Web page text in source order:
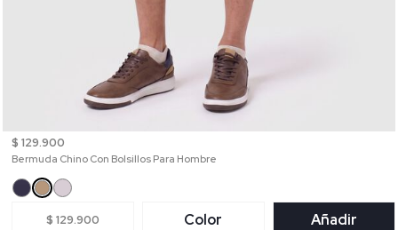
$ 129.900
Bermuda Chino Con Bolsillos Para Hombre
$ 129.900 Color Añadir